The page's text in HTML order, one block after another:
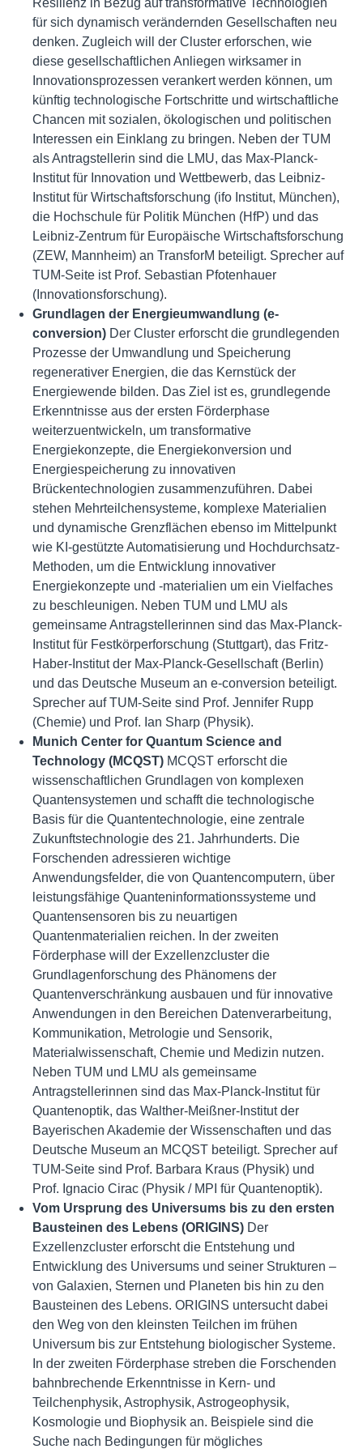
Resilienz in Bezug auf transformative Technologien
für sich dynamisch verändernden Gesellschaften neu
denken. Zugleich will der Cluster erforschen, wie
diese gesellschaftlichen Anliegen wirksamer in
Innovationsprozessen verankert werden können, um
künftig technologische Fortschritte und wirtschaftliche
Chancen mit sozialen, ökologischen und politischen
Interessen ein Einklang zu bringen. Neben der TUM
als Antragstellerin sind die LMU, das Max-Planck-
Institut für Innovation und Wettbewerb, das Leibniz-
Institut für Wirtschaftsforschung (ifo Institut, München),
die Hochschule für Politik München (HfP) und das
Leibniz-Zentrum für Europäische Wirtschaftsforschung
(ZEW, Mannheim) an TransforM beteiligt. Sprecher auf
TUM-Seite ist Prof. Sebastian Pfotenhauer
(Innovationsforschung).
Grundlagen der Energieumwandlung (e-
conversion) Der Cluster erforscht die grundlegenden
Prozesse der Umwandlung und Speicherung
regenerativer Energien, die das Kernstück der
Energiewende bilden. Das Ziel ist es, grundlegende
Erkenntnisse aus der ersten Förderphase
weiterzuentwickeln, um transformative
Energiekonzepte, die Energiekonversion und
Energiespeicherung zu innovativen
Brückentechnologien zusammenzuführen. Dabei
stehen Mehrteilchensysteme, komplexe Materialien
und dynamische Grenzflächen ebenso im Mittelpunkt
wie KI-gestützte Automatisierung und Hochdurchsatz-
Methoden, um die Entwicklung innovativer
Energiekonzepte und -materialien um ein Vielfaches
zu beschleunigen. Neben TUM und LMU als
gemeinsame Antragstellerinnen sind das Max-Planck-
Institut für Festkörperforschung (Stuttgart), das Fritz-
Haber-Institut der Max-Planck-Gesellschaft (Berlin)
und das Deutsche Museum an e-conversion beteiligt.
Sprecher auf TUM-Seite sind Prof. Jennifer Rupp
(Chemie) und Prof. Ian Sharp (Physik).
Munich Center for Quantum Science and
Technology (MCQST) MCQST erforscht die
wissenschaftlichen Grundlagen von komplexen
Quantensystemen und schafft die technologische
Basis für die Quantentechnologie, eine zentrale
Zukunftstechnologie des 21. Jahrhunderts. Die
Forschenden adressieren wichtige
Anwendungsfelder, die von Quantencomputern, über
leistungsfähige Quanteninformationssysteme und
Quantensensoren bis zu neuartigen
Quantenmaterialien reichen. In der zweiten
Förderphase will der Exzellenzcluster die
Grundlagenforschung des Phänomens der
Quantenverschränkung ausbauen und für innovative
Anwendungen in den Bereichen Datenverarbeitung,
Kommunikation, Metrologie und Sensorik,
Materialwissenschaft, Chemie und Medizin nutzen.
Neben TUM und LMU als gemeinsame
Antragstellerinnen sind das Max-Planck-Institut für
Quantenoptik, das Walther-Meißner-Institut der
Bayerischen Akademie der Wissenschaften und das
Deutsche Museum an MCQST beteiligt. Sprecher auf
TUM-Seite sind Prof. Barbara Kraus (Physik) und
Prof. Ignacio Cirac (Physik / MPI für Quantenoptik).
Vom Ursprung des Universums bis zu den ersten
Bausteinen des Lebens (ORIGINS) Der
Exzellenzcluster erforscht die Entstehung und
Entwicklung des Universums und seiner Strukturen –
von Galaxien, Sternen und Planeten bis hin zu den
Bausteinen des Lebens. ORIGINS untersucht dabei
den Weg von den kleinsten Teilchen im frühen
Universum bis zur Entstehung biologischer Systeme.
In der zweiten Förderphase streben die Forschenden
bahnbrechende Erkenntnisse in Kern- und
Teilchenphysik, Astrophysik, Astrogeophysik,
Kosmologie und Biophysik an. Beispiele sind die
Suche nach Bedingungen für mögliches